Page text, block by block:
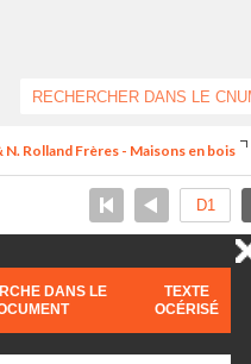
N. Rolland Frères - Maisons en bois
DANS LE
TEXTE
OCÉRISÉ